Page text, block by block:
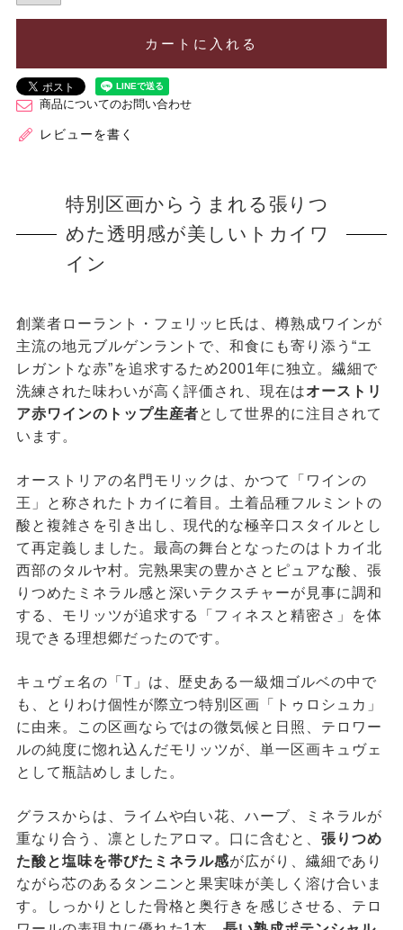
カートに入れる
商品についてのお問い合わせ
レビューを書く
特別区画からうまれる張りつ
めた透明感が美しいトカイワ
イン
創業者ローラント・フェリッヒ氏は、樽熟成ワインが
主流の地元ブルゲンラントで、和食にも寄り添う“エ
レガントな赤”を追求するため2001年に独立。繊細で
洗練された味わいが高く評価され、現在はオーストリ
ア赤ワインのトップ生産者として世界的に注目されて
います。
オーストリアの名門モリックは、かつて「ワインの
王」と称されたトカイに着目。土着品種フルミントの
酸と複雑さを引き出し、現代的な極辛口スタイルとし
て再定義しました。最高の舞台となったのはトカイ北
西部のタルヤ村。完熟果実の豊かさとピュアな酸、張
りつめたミネラル感と深いテクスチャーが見事に調和
する、モリッツが追求する「フィネスと精密さ」を体
現できる理想郷だったのです。
キュヴェ名の「T」は、歴史ある一級畑ゴルベの中で
も、とりわけ個性が際立つ特別区画「トゥロシュカ」
に由来。この区画ならではの微気候と日照、テロワー
ルの純度に惚れ込んだモリッツが、単一区画キュヴェ
として瓶詰めしました。
グラスからは、ライムや白い花、ハーブ、ミネラルが
重なり合う、凛としたアロマ。口に含むと、張りつめ
た酸と塩味を帯びたミネラル感が広がり、繊細であり
ながら芯のあるタンニンと果実味が美しく溶け合いま
す。しっかりとした骨格と奥行きを感じさせる、テロ